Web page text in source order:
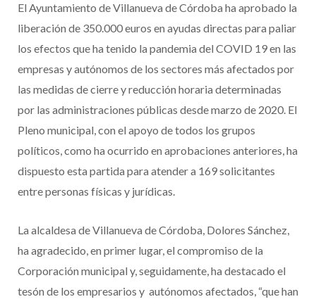
El Ayuntamiento de Villanueva de Córdoba ha aprobado la
liberación de 350.000 euros en ayudas directas para paliar
los efectos que ha tenido la pandemia del COVID 19 en las
empresas y autónomos de los sectores más afectados por
las medidas de cierre y reducción horaria determinadas
por las administraciones públicas desde marzo de 2020. El
Pleno municipal, con el apoyo de todos los grupos
políticos, como ha ocurrido en aprobaciones anteriores, ha
dispuesto esta partida para atender a 169 solicitantes
entre personas físicas y jurídicas.
La alcaldesa de Villanueva de Córdoba, Dolores Sánchez,
ha agradecido, en primer lugar, el compromiso de la
Corporación municipal y, seguidamente, ha destacado el
tesón de los empresarios y autónomos afectados, “que han